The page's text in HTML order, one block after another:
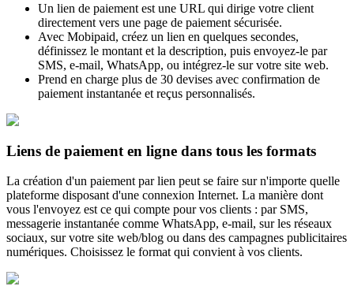
Un lien de paiement est une URL qui dirige votre client
directement vers une page de paiement sécurisée.
Avec Mobipaid, créez un lien en quelques secondes,
définissez le montant et la description, puis envoyez-le par
SMS, e-mail, WhatsApp, ou intégrez-le sur votre site web.
Prend en charge plus de 30 devises avec confirmation de
paiement instantanée et reçus personnalisés.
Liens de paiement en ligne dans tous les formats
La création d'un paiement par lien peut se faire sur n'importe quelle
plateforme disposant d'une connexion Internet. La manière dont
vous l'envoyez est ce qui compte pour vos clients : par SMS,
messagerie instantanée comme WhatsApp, e-mail, sur les réseaux
sociaux, sur votre site web/blog ou dans des campagnes publicitaires
numériques. Choisissez le format qui convient à vos clients.